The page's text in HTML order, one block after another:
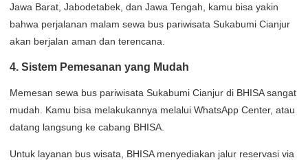
Jawa Barat, Jabodetabek, dan Jawa Tengah, kamu bisa yakin
bahwa perjalanan malam sewa bus pariwisata Sukabumi Cianjur
akan berjalan aman dan terencana.
4. Sistem Pemesanan yang Mudah
Memesan sewa bus pariwisata Sukabumi Cianjur di BHISA sangat
mudah. Kamu bisa melakukannya melalui WhatsApp Center, atau
datang langsung ke cabang BHISA.
Untuk layanan bus wisata, BHISA menyediakan jalur reservasi via